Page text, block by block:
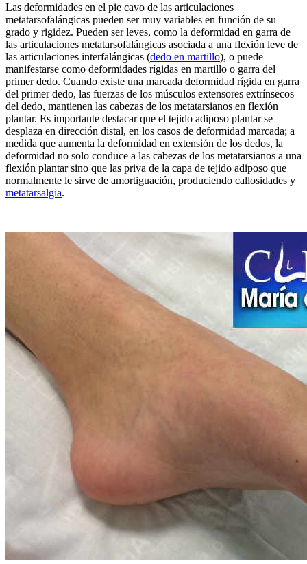
Las deformidades en el pie cavo de las articulaciones
metatarsofalángicas pueden ser muy variables en función de su
grado y rigidez. Pueden ser leves, como la deformidad en garra de
las articulaciones metatarsofalángicas asociada a una flexión leve de
las articulaciones interfalángicas (dedo en martillo), o puede
manifestarse como deformidades rígidas en martillo o garra del
primer dedo. Cuando existe una marcada deformidad rígida en garra
del primer dedo, las fuerzas de los músculos extensores extrínsecos
del dedo, mantienen las cabezas de los metatarsianos en flexión
plantar. Es importante destacar que el tejido adiposo plantar se
desplaza en dirección distal, en los casos de deformidad marcada; a
medida que aumenta la deformidad en extensión de los dedos, la
deformidad no solo conduce a las cabezas de los metatarsianos a una
flexión plantar sino que las priva de la capa de tejido adiposo que
normalmente le sirve de amortiguación, produciendo callosidades y
metatarsalgia.